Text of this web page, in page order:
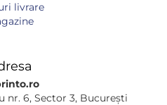
livrare
nr. 6, Sector 3, București